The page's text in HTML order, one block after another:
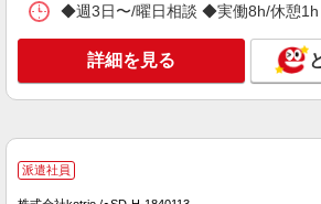
派遣社員
活動支援メインで負担少
ービスの支援員＊
時給1350円〜2062円
◆週3日〜/曜日相談 ◆実働8h/休憩
詳細を見る
派遣社員